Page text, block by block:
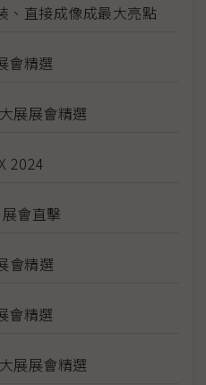
、直接成像成最大亮點
會精選
展展會精選
2024
會直擊
會精選
會精選
展展會精選